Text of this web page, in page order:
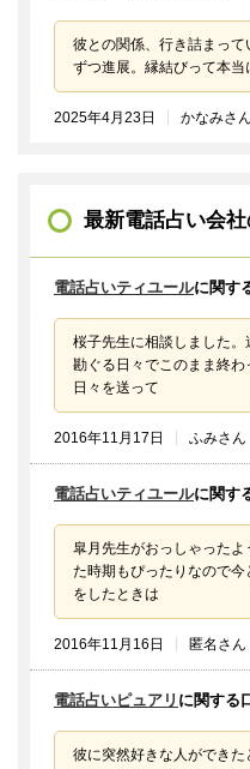
彼との関係、行き詰まっ
ずつ進展。縁結びって本当
2025年4月23日 かなみさん
最新電話占い会社
電話占いティユールに関す
桜子先生に相談しました
勘ぐる日々でこのまま終
日々を送って
2016年11月17日 ふみさん
電話占いティユールに関す
皐月先生がおっしゃった
た時期もぴったりなので
をしたときは
2016年11月16日 匿名さん
電話占いピュアリ に関する
彼に突然好きな人ができ